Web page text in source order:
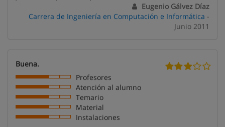
Eugenio Gálvez Díaz
Carrera de Ingeniería en Computación e Informática -
Junio 2011
Buena.
Profesores
Atención al alumno
Temario
Material
Instalaciones